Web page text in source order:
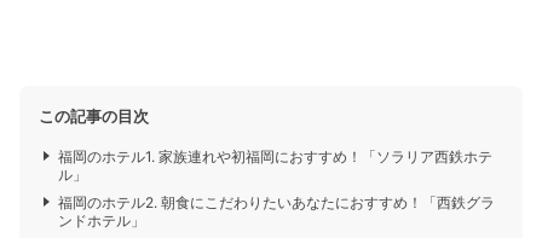
この記事の目次
福岡のホテル1. 家族連れや初福岡におすすめ！「ソラリア西鉄ホテ
ル」
福岡のホテル2. 朝食にこだわりたいあなたにおすすめ！「西鉄グラ
ンドホテル」